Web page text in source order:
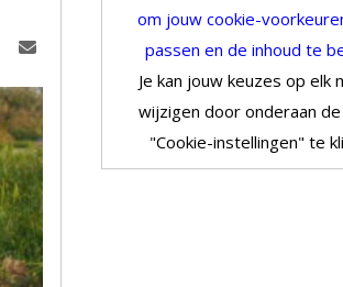
om jouw cookie-
passen en de inhoud te
Je kan jouw keuzes op elk
wijzigen door onderaan
"Cookie-instellingen" te